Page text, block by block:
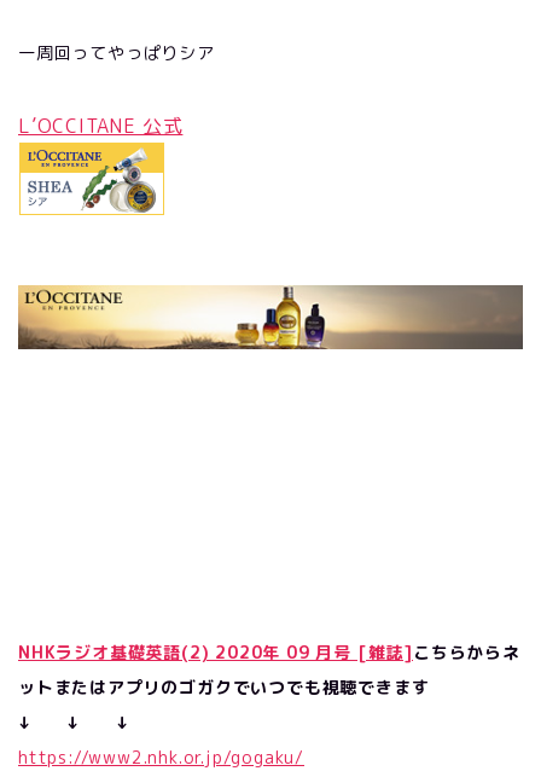
一周回ってやっぱりシア
L’OCCITANE 公式
NHKラジオ基礎英語(2) 2020年 09 月号 [雑誌] こちらからネ
ットまたはアプリのゴガクでいつでも視聴できます
↓ ↓ ↓
https://www2.nhk.or.jp/gogaku/